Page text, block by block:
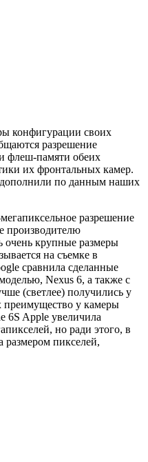
конфигурации своих
разрешение
флеш-памяти обеих
их фронтальных камер.
по данным наших
разрешение
производителю
очень крупные размеры
на съемке в
сравнила сделанные
Nexus 6, а также с
(светлее) получились у
преимущество у камеры
6S Apple увеличила
но ради этого, в
размером пикселей,